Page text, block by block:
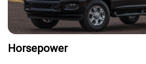
Horsepower